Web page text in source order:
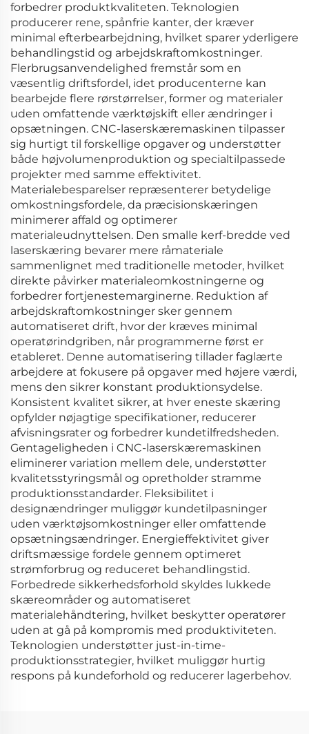
forbedrer produktkvaliteten. Teknologien
producerer rene, spånfrie kanter, der kræver
minimal efterbearbejdning, hvilket sparer yderligere
behandlingstid og arbejdskraftomkostninger.
Flerbrugsanvendelighed fremstår som en
væsentlig driftsfordel, idet producenterne kan
bearbejde flere rørstørrelser, former og materialer
uden omfattende værktøjskift eller ændringer i
opsætningen. CNC-laserskæremaskinen tilpasser
sig hurtigt til forskellige opgaver og understøtter
både højvolumenproduktion og specialtilpassede
projekter med samme effektivitet.
Materialebesparelser repræsenterer betydelige
omkostningsfordele, da præcisionskæringen
minimerer affald og optimerer
materialeudnyttelsen. Den smalle kerf-bredde ved
laserskæring bevarer mere råmateriale
sammenlignet med traditionelle metoder, hvilket
direkte påvirker materialeomkostningerne og
forbedrer fortjenestemarginerne. Reduktion af
arbejdskraftomkostninger sker gennem
automatiseret drift, hvor der kræves minimal
operatørindgriben, når programmerne først er
etableret. Denne automatisering tillader faglærte
arbejdere at fokusere på opgaver med højere værdi,
mens den sikrer konstant produktionsydelse.
Konsistent kvalitet sikrer, at hver eneste skæring
opfylder nøjagtige specifikationer, reducerer
afvisningsrater og forbedrer kundetilfredsheden.
Gentageligheden i CNC-laserskæremaskinen
eliminerer variation mellem dele, understøtter
kvalitetsstyringsmål og opretholder stramme
produktionsstandarder. Fleksibilitet i
designændringer muliggør kundetilpasninger
uden værktøjsomkostninger eller omfattende
opsætningsændringer. Energieffektivitet giver
driftsmæssige fordele gennem optimeret
strømforbrug og reduceret behandlingstid.
Forbedrede sikkerhedsforhold skyldes lukkede
skæreområder og automatiseret
materialehåndtering, hvilket beskytter operatører
uden at gå på kompromis med produktiviteten.
Teknologien understøtter just-in-time-
produktionsstrategier, hvilket muliggør hurtig
respons på kundeforhold og reducerer lagerbehov.